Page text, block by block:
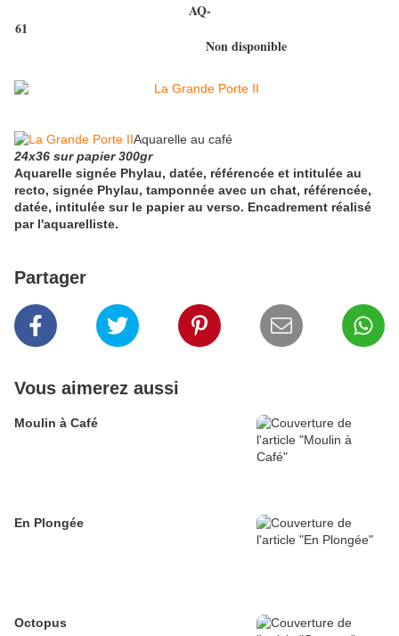
AQ-
61
Non disponible
Aquarelle au café
24x36 sur papier 300gr
Aquarelle signée Phylau, datée, référencée et intitulée au
recto, signée Phylau, tamponnée avec un chat, référencée,
datée, intitulée sur le papier au verso. Encadrement réalisé
par l'aquarelliste.
Partager
Vous aimerez aussi
Moulin à Café
En Plongée
Octopus